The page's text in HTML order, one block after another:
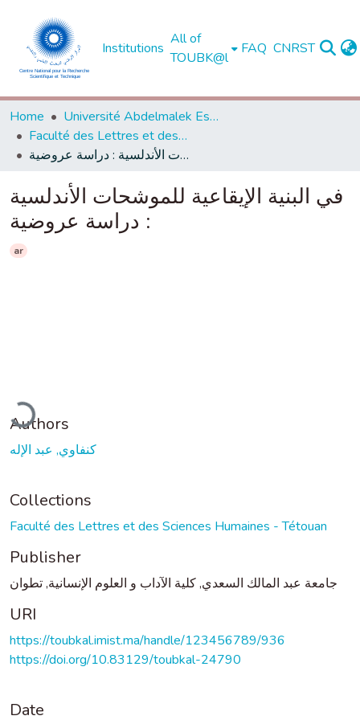
Institutions
All of
TOUBK@l
FAQ CNRST
Home
Université Abdelmalek Essaadi - Tétouan
Faculté des Lettres et des Sciences Humaines - Tétouan
في البنية الإيقاعية للموشحات الأندلسية : دراسة عروضية
في البنية الإيقاعية للموشحات الأندلسية
: دراسة عروضية
ar
Authors
كنفاوي, عبد الإله
Collections
Faculté des Lettres et des Sciences Humaines - Tétouan
Publisher
جامعة عبد المالك السعدي, كلية الآداب و العلوم الإنسانية, تطوان
URI
https://toubkal.imist.ma/handle/123456789/936
https://doi.org/10.83129/toubkal-24790
Date